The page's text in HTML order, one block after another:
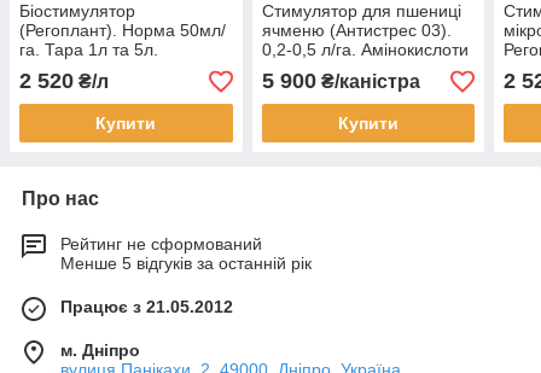
Біостимулятор
(Регоплант). Норма 50мл/
га. Тара 1л та 5л.
2 520 ₴/л
Купити
Стимулятор для пшениці
ячменю (Антистрес 03).
0,2-0,5 л/га. Амінокислоти
на зернові (Антистрес 03)
5 900₴/каністра
Купити
2
Про нас
Рейтинг не сформований
Менше 5 відгуків за останній рік
Працює з 21.05.2012
м. Дніпро